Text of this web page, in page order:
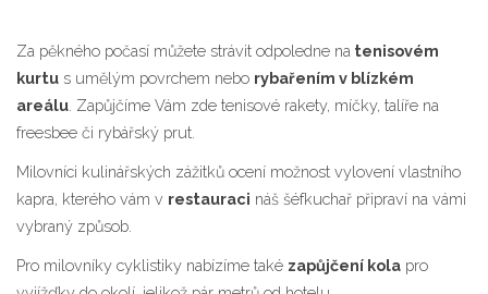
Za pěkného počasí můžete strávit odpoledne na tenisovém
kurtu s umělým povrchem nebo rybařením v blízkém
areálu . Zapůjčíme Vám zde tenisové rakety, míčky, talíře na
freesbee či rybářský prut.
Milovníci kulinářských zážitků ocení možnost vylovení vlastního
kapra, kterého vám v restauraci náš šéfkuchař připraví na vámi
vybraný způsob.
Pro milovníky cyklistiky nabízíme také zapůjčení kola pro